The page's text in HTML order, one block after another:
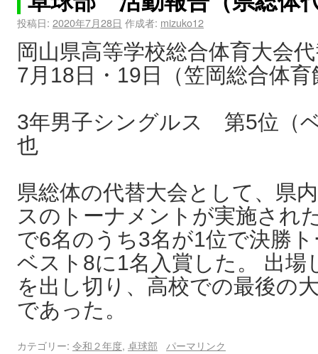
投稿日: 2020年7月28日 作成者: mizuko12
岡山県高等学校総合体育大会
7月18日・19日（笠岡総合体育
3年男子シングルス 第5位
也
県総体の代替大会として、県
スのトーナメントが実施され
で6名のうち3名が1位で決勝
ベスト8に1名入賞した。 出場
を出し切り、高校での最後の
であった。
カテゴリー: 令和２年度, 卓球部
パーマリンク